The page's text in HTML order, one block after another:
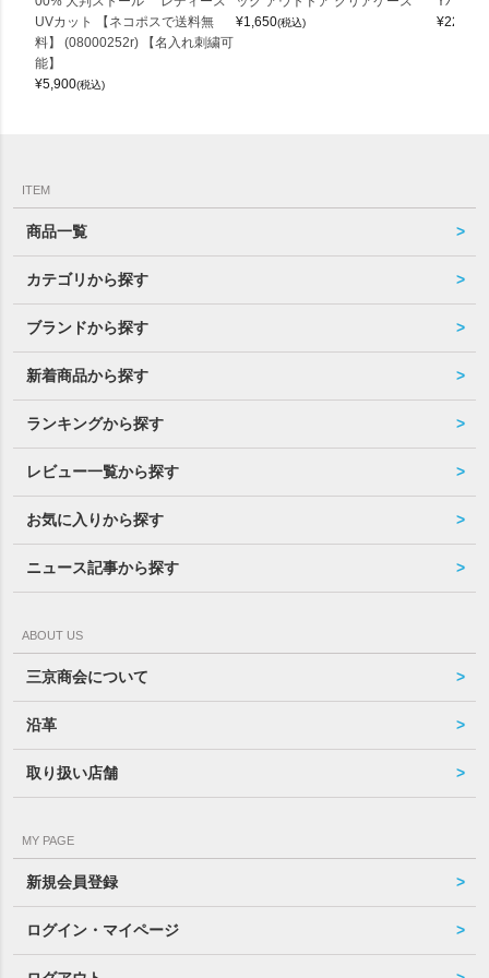
UVカット 【ネコポスで送料無
料】 (08000252r) 【名入れ刺繍可
能】
¥5,900(税込)
¥1,650(税込)
¥22,000
ITEM
商品一覧
カテゴリから探す
ブランドから探す
新着商品から探す
ランキングから探す
レビュー一覧から探す
お気に入りから探す
ニュース記事から探す
ABOUT US
三京商会について
沿革
取り扱い店舗
MY PAGE
新規会員登録
ログイン・マイページ